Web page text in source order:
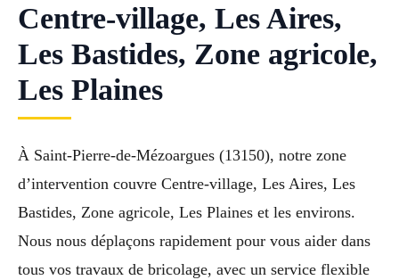
Centre-village, Les Aires,
Les Bastides, Zone agricole,
Les Plaines
À Saint-Pierre-de-Mézoargues (13150), notre zone
d’intervention couvre Centre-village, Les Aires, Les
Bastides, Zone agricole, Les Plaines et les environs.
Nous nous déplaçons rapidement pour vous aider dans
tous vos travaux de bricolage, avec un service flexible